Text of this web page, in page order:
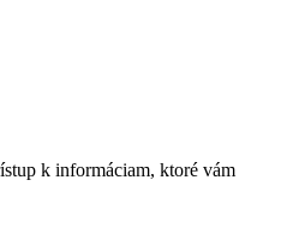
k informáciam, ktoré vám